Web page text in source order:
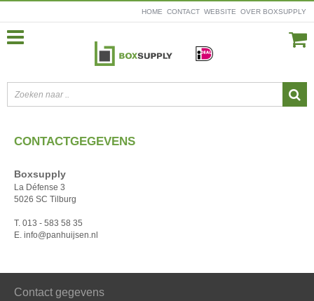
HOME CONTACT WEBSITE OVER BOXSUPPLY
CONTACTGEGEVENS
Boxsupply
La Défense 3
5026 SC Tilburg
T. 013 - 583 58 35
E. info@panhuijsen.nl
Contact gegevens